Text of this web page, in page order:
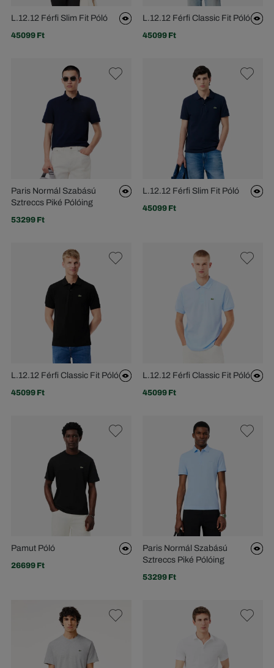
L.12.12 Férfi Slim Fit Póló
45099 Ft
L.12.12 Férfi Classic Fit Póló
45099 Ft
Paris Normál Szabású
Sztreccs Piké Pólóing
53299 Ft
L.12.12 Férfi Slim Fit Póló
45099 Ft
L.12.12 Férfi Classic Fit Póló
45099 Ft
L.12.12 Férfi Classic Fit Póló
45099 Ft
Pamut Póló
26699 Ft
Paris Normál Szabású
Sztreccs Piké Pólóing
53299 Ft